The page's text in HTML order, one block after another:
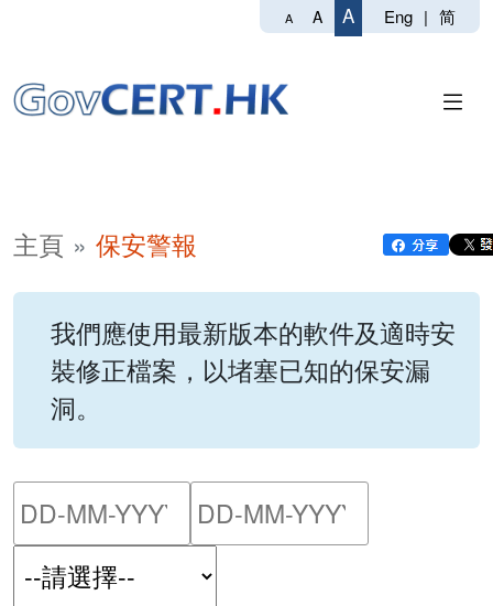
A A A Eng | 简
主頁 保安警報
我們應使用最新版本的軟件及適時安
裝修正檔案，以堵塞已知的保安漏
洞。
請輸入搜尋日期範圍的開